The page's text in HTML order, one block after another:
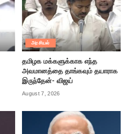
அரசியல்
தமிழக மக்களுக்காக எந்த
அவமானத்தை தாங்கவும் தயாராக
இருந்தேன்- விஜய்
August 7, 2026